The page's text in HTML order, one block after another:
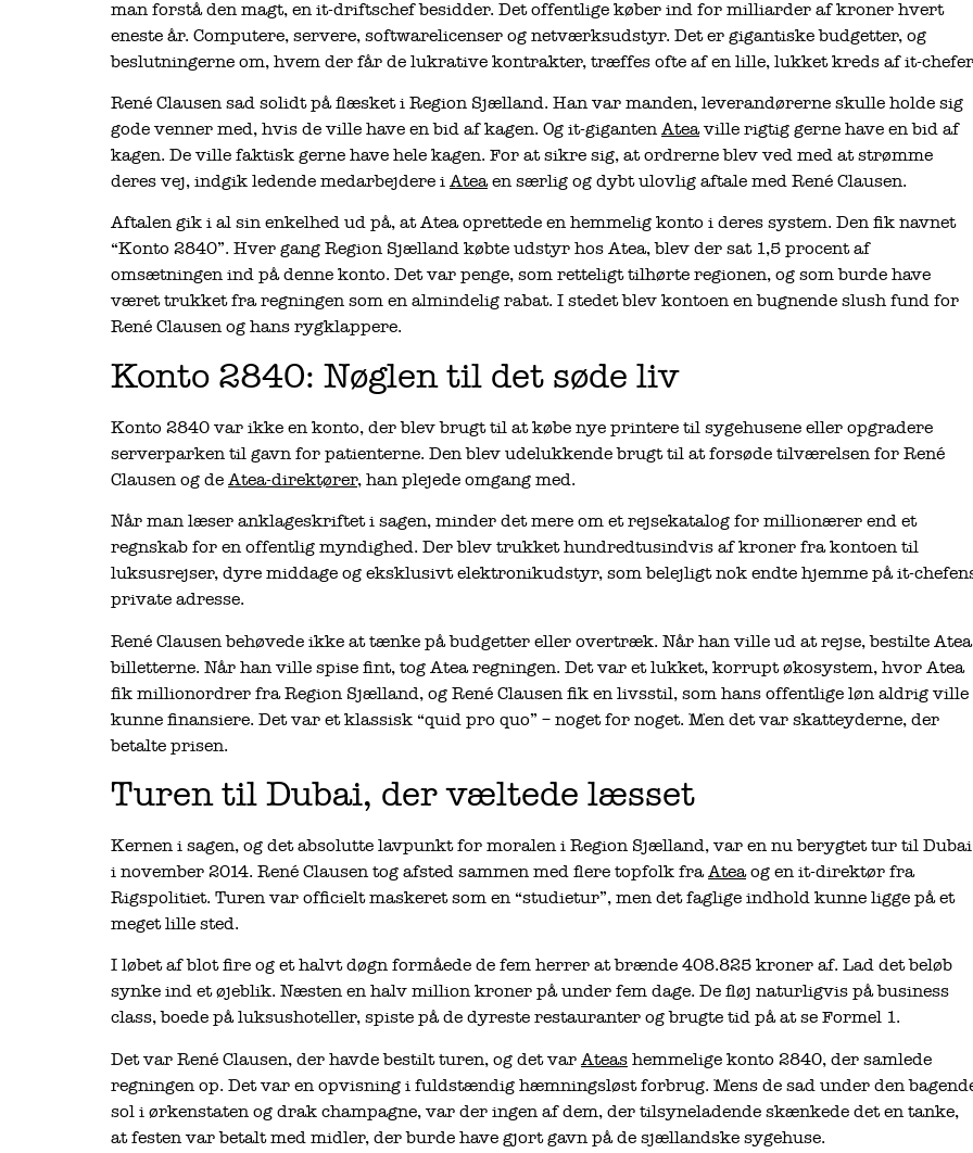
man forstå den magt, en it-driftschef besidder. Det offentlige køber ind for milliarder af kroner hvert
eneste år. Computere, servere, softwarelicenser og netværksudstyr. Det er gigantiske budgetter, og
beslutningerne om, hvem der får de lukrative kontrakter, træffes ofte af en lille, lukket kreds af it-
René Clausen sad solidt på flæsket i Region Sjælland. Han var manden, leverandørerne skulle holde sig
gode venner med, hvis de ville have en bid af kagen. Og it-giganten Ateaville rigtig gerne have en bid af
kagen. De ville faktisk gerne have hele kagen. For at sikre sig, at ordrerne blev ved med at strømme
deres vej, indgik ledende medarbejdere i Ateaen særlig og dybt ulovlig aftale med René Clausen.
Aftalen gik i al sin enkelhed ud på, at Atea oprettede en hemmelig konto i deres system. Den fik navnet
“Konto 2840”. Hver gang Region Sjælland købte udstyr hos Atea, blev der sat 1,5 procent af
omsætningen ind på denne konto. Det var penge, som retteligt tilhørte regionen, og som burde have
været trukket fra regningen som en almindelig rabat. I stedet blev kontoen en bugnende slush fund for
René Clausen og hans rygklappere.
Konto 2840: Nøglen til det søde liv
Konto 2840 var ikke en konto, der blev brugt til at købe nye printere til sygehusene eller opgradere
serverparken til gavn for patienterne. Den blev udelukkende brugt til at forsøde tilværelsen for René
Clausen og de Atea-direktører, han plejede omgang med.
Når man læser anklageskriftet i sagen, minder det mere om et rejsekatalog for millionærer end et
regnskab for en offentlig myndighed. Der blev trukket hundredtusindvis af kroner fra kontoen til
luksusrejser, dyre middage og eksklusivt elektronikudstyr, som belejligt nok endte hjemme på it-
private adresse.
René Clausen behøvede ikke at tænke på budgetter eller overtræk. Når han ville ud at rejse, bestilte Atea
billetterne. Når han ville spise fint, tog Atea regningen. Det var et lukket, korrupt økosystem, hvor Atea
fik millionordrer fra Region Sjælland, og René Clausen fik en livsstil, som hans offentlige løn aldrig ville
kunne finansiere. Det var et klassisk “quid pro quo” – noget for noget. Men det var skatteyderne, der
betalte prisen.
Turen til Dubai, der væltede læsset
Kernen i sagen, og det absolutte lavpunkt for moralen i Region Sjælland, var en nu berygtet tur til Dubai
i november 2014. René Clausen tog afsted sammen med flere topfolk fraAteaog en it-direktør fra
Rigspolitiet. Turen var officielt maskeret som en “studietur”, men det faglige indhold kunne ligge på et
meget lille sted.
I løbet af blot fire og et halvt døgn formåede de fem herrer at brænde 408.825 kroner af. Lad det beløb
synke ind et øjeblik. Næsten en halv million kroner på under fem dage. De fløj naturligvis på business
class, boede på luksushoteller, spiste på de dyreste restauranter og brugte tid på at se Formel 1.
Det var René Clausen, der havde bestilt turen, og det var Ateas hemmelige konto 2840, der samlede
regningen op. Det var en opvisning i fuldstændig hæmningsløst forbrug. Mens de sad under den
sol i ørkenstaten og drak champagne, var der ingen af dem, der tilsyneladende skænkede det en tanke,
at festen var betalt med midler, der burde have gjort gavn på de sjællandske sygehuse.